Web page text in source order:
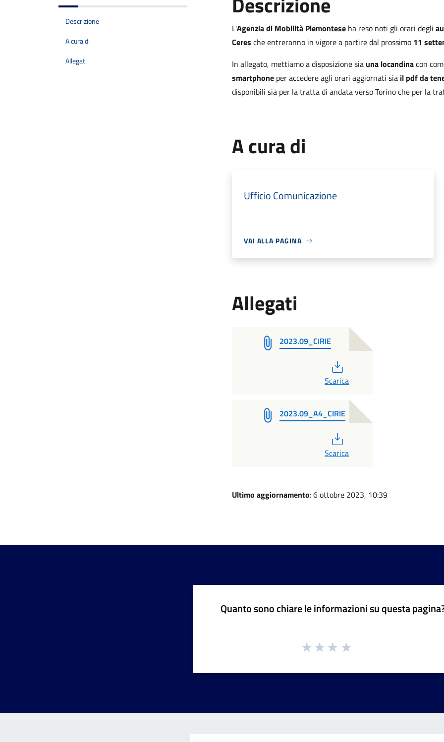
Descrizione
A cura di
Allegati
L'Agenzia di Mobilità Piemonteseha reso noti gli orari degli
Ceres che entreranno in vigore a partire dal prossimo 11
In allegato, mettiamo a disposizione sia una locandinacon
smartphoneper accedere agli orari aggiornati siail pdf da
disponibili sia per la tratta di andata verso Torino che per la
A cura di
Ufficio Comunicazione
VAI ALLA PAGINA
Allegati
2023.09_CIRIE
Scarica
2023.09_A4_CIRIE
Scarica
Ultimo aggiornamento: 6 ottobre 2023, 10:39
Quanto sono chiare le informazioni su questa